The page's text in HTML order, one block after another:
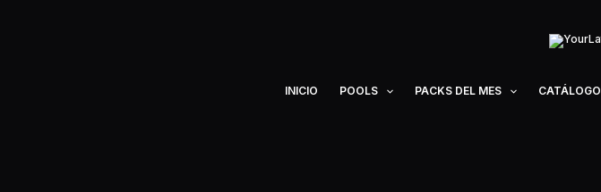
INICIO POOLS PACKS DEL MES CATÁLOGO